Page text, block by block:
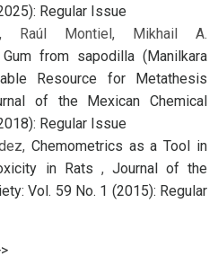
Regular Issue
Raúl Montiel, Mikhail A.
from sapodilla (Manilkara
Resource for Metathesis
of the Mexican Chemical
Regular Issue
Chemometrics as a Tool in
in Rats , Journal of the
Vol. 59 No. 1 (2015): Regular